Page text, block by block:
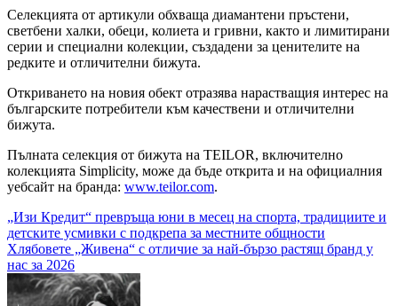
Селекцията от артикули обхваща диамантени пръстени,
светбени халки, обеци, колиета и гривни, както и лимитирани
серии и специални колекции, създадени за ценителите на
редките и отличителни бижута.
Откриването на новия обект отразява нарастващия интерес на
българските потребители към качествени и отличителни
бижута.
Пълната селекция от бижута на TEILOR, включително
колекцията Simplicity, може да бъде открита и на официалния
уебсайт на бранда: www.teilor.com.
Навигация
„Изи Кредит“ превръща юни в месец на спорта, традициите и
детските усмивки с подкрепа за местните общности
Хлябовете „Живена“ с отличие за най-бързо растящ бранд у
нас за 2026